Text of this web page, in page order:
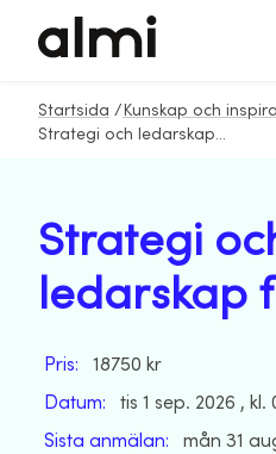
Startsida / Kunskap och
Strategi och ledarskap för tillväxt
Strategi
ledarskap
Pris:
18750 kr
Datum:
tis 1 sep. 2026 , kl.
Sista anmälan:
mån 31